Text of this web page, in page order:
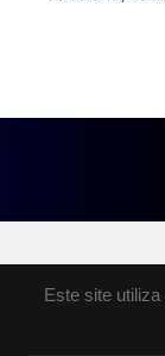
Este site